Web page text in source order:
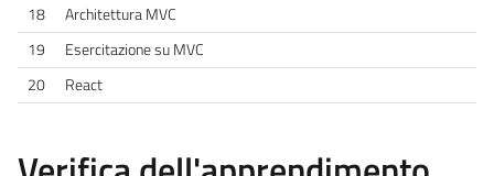
18
Architettura MVC
19
Esercitazione su MVC
20
React